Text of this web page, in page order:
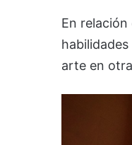
En
arte en